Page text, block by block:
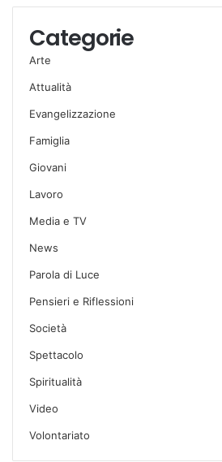
Categorie
Arte
Attualità
Evangelizzazione
Famiglia
Giovani
Lavoro
Media e TV
News
Parola di Luce
Pensieri e Riflessioni
Società
Spettacolo
Spiritualità
Video
Volontariato